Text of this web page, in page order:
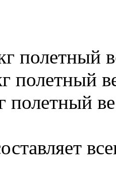
полетный
полетный
полетный